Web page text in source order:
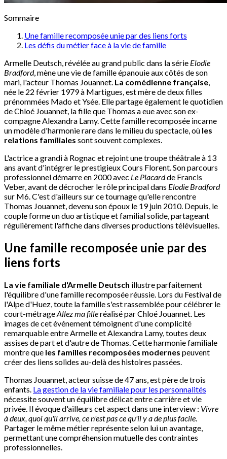
Sommaire
Une famille recomposée unie par des liens forts
Les défis du métier face à la vie de famille
Armelle Deutsch, révélée au grand public dans la série Elodie
Bradford, mène une vie de famille épanouie aux côtés de son
mari, l'acteur Thomas Jouannet. La comédienne française,
née le 22 février 1979 à Martigues, est mère de deux filles
prénommées Mado et Ysée. Elle partage également le quotidien
de Chloé Jouannet, la fille que Thomas a eue avec son ex-
compagne Alexandra Lamy. Cette famille recomposée incarne
un modèle d'harmonie rare dans le milieu du spectacle, où les
relations familiales sont souvent complexes.
L'actrice a grandi à Rognac et rejoint une troupe théâtrale à 13
ans avant d'intégrer le prestigieux Cours Florent. Son parcours
professionnel démarre en 2000 avec Le Placardde Francis
Veber, avant de décrocher le rôle principal dans Elodie Bradford
sur M6. C'est d'ailleurs sur ce tournage qu'elle rencontre
Thomas Jouannet, devenu son époux le 19 juin 2010. Depuis, le
couple forme un duo artistique et familial solide, partageant
régulièrement l'affiche dans diverses productions télévisuelles.
Une famille recomposée unie par des
liens forts
La vie familiale d'Armelle Deutsch illustre parfaitement
l'équilibre d'une famille recomposée réussie. Lors du Festival de
l'Alpe d'Huez, toute la famille s'est rassemblée pour célébrer le
court-métrageAllez ma filleréalisé par Chloé Jouannet. Les
images de cet événement témoignent d'une complicité
remarquable entre Armelle et Alexandra Lamy, toutes deux
assises de part et d'autre de Thomas. Cette harmonie familiale
montre que les familles recomposées modernes peuvent
créer des liens solides au-delà des histoires passées.
Thomas Jouannet, acteur suisse de 47 ans, est père de trois
enfants. La gestion de la vie familiale pour les personnalités
nécessite souvent un équilibre délicat entre carrière et vie
privée. Il évoque d'ailleurs cet aspect dans une interview : Vivre
à deux, quoi qu'il arrive, ce n'est pas ce qu'il y a de plus facile
Partager le même métier représente selon lui un avantage,
permettant une compréhension mutuelle des contraintes
professionnelles.